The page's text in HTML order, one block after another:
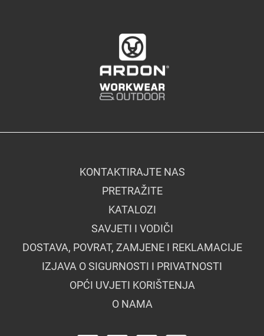
KONTAKTIRAJTE NAS
PRETRAŽITE
KATALOZI
SAVJETI I VODIČI
DOSTAVA, POVRAT, ZAMJENE I REKLAMACIJE
IZJAVA O SIGURNOSTI I PRIVATNOSTI
OPĆI UVJETI KORIŠTENJA
O NAMA